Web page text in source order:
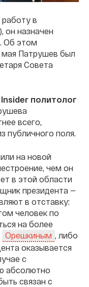
в
он назначен
Об этом
мая Патрушев был
Совета
политолог
всего,
публичного поля.
на новой
чем он
в этой области
президента —
в отставку:
человек по
на более
Орешкиным
, либо
оказывается
с
абсолютно
связан с